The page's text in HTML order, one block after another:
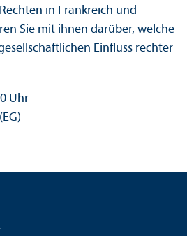
in Frankreich und
Sie mit ihnen darüber, welche
Einfluss rechter
Uhr